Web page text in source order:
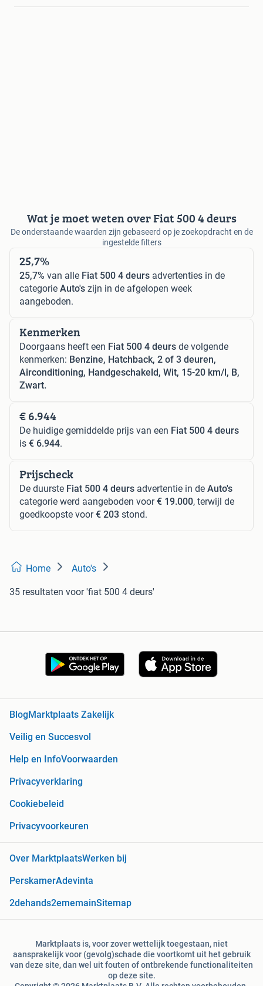
Wat je moet weten over Fiat 500 4 deurs
De onderstaande waarden zijn gebaseerd op je zoekopdracht en de
ingestelde filters
25,7%
25,7% van alle Fiat 500 4 deurs advertenties in de
categorie Auto's zijn in de afgelopen week
aangeboden.
Kenmerken
Doorgaans heeft een Fiat 500 4 deurs de volgende
kenmerken: Benzine, Hatchback, 2 of 3 deuren,
Airconditioning, Handgeschakeld, Wit, 15-20 km/l, B,
Zwart.
€ 6.944
De huidige gemiddelde prijs van een Fiat 500 4 deurs
is € 6.944.
Prijscheck
De duurste Fiat 500 4 deurs advertentie in de Auto's
categorie werd aangeboden voor€ 19.000, terwijl de
goedkoopste voor€ 203 stond.
Home Auto's
35 resultaten voor 'fiat 500 4 deurs'
BlogMarktplaats Zakelijk
Veilig en Succesvol
Help en InfoVoorwaarden
Privacyverklaring
Cookiebeleid
Privacyvoorkeuren
Over MarktplaatsWerken bij
PerskamerAdevinta
2dehands2ememainSitemap
Marktplaats is, voor zover wettelijk toegestaan, niet
aansprakelijk voor (gevolg)schade die voortkomt uit het gebruik
van deze site, dan wel uit fouten of ontbrekende functionaliteiten
op deze site.